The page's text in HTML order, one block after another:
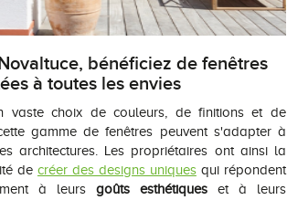
bénéficiez de fenêtres
à toutes les envies
vaste choix de couleurs, de finitions et de
gamme de fenêtres peuvent s'adapter à
architectures. Les propriétaires ont ainsi la
de créer des designs uniquesqui répondent
à leurs goûts esthétiqueset à leurs